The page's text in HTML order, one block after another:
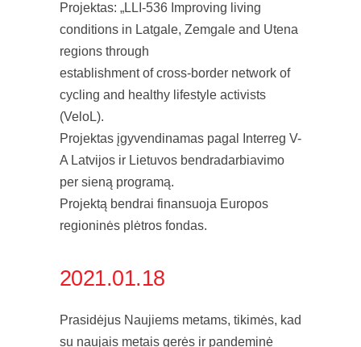
Projektas: „LLI-536 Improving living
conditions in Latgale, Zemgale and Utena
regions through
establishment of cross-border network of
cycling and healthy lifestyle activists
(VeloL).
Projektas įgyvendinamas pagal Interreg V-
A Latvijos ir Lietuvos bendradarbiavimo
per sieną programą.
Projektą bendrai finansuoja Europos
regioninės plėtros fondas.
2021.01.18
Prasidėjus Naujiems metams, tikimės, kad
su naujais metais gerės ir pandeminė